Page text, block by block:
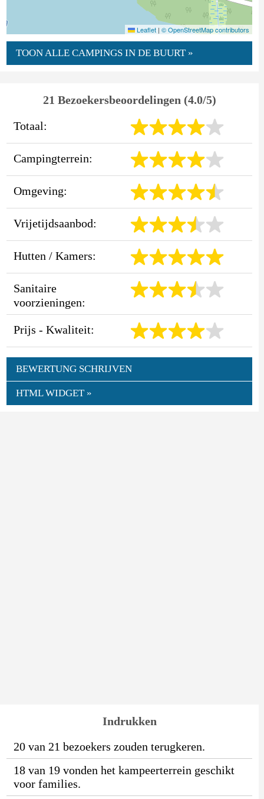
Leaflet | © OpenStreetMap contributors
TOON ALLE CAMPINGS IN DE BUURT »
21 Bezoekersbeoordelingen (4.0/5)
Totaal:
Campingterrein:
Omgeving:
Vrijetijdsaanbod:
Hutten / Kamers:
Sanitaire
voorzieningen:
Prijs - Kwaliteit:
BEWERTUNG SCHRIJVEN
HTML WIDGET »
Indrukken
20 van 21 bezoekers zouden terugkeren.
18 van 19 vonden het kampeerterrein geschikt
voor families.